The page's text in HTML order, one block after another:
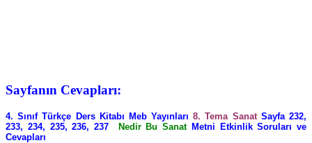
Sayfanın Cevapları:
4. Sınıf Türkçe Ders Kitabı Meb Yayınları8. Tema SanatSayfa 232,
233, 234, 235, 236, 237
Nedir Bu SanatMetni Etkinlik Soruları ve
Cevapları